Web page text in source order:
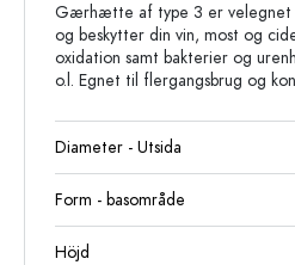
Gærhætte af type 3 er
og beskytter din vin, most og
oxidation samt bakterier og
o.l. Egnet til flergangsbrug og
Diameter - Utsida
Form - basområde
Höjd